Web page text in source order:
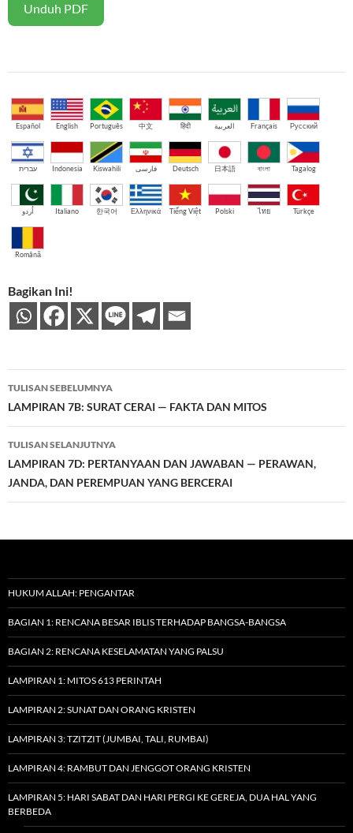
Unduh PDF
Español English Português 中文 हिंदी العربية Français Русский
עברית Indonesia Kiswahili فارسی Deutsch 日本語 বাংলা Tagalog
اُردو Italiano 한국어 Ελληνικά Tiếng Việt Polski ไทย Türkçe
Română
Bagikan Ini!
Navigasi
Tulisan
TULISAN SEBELUMNYA
LAMPIRAN 7B: SURAT CERAI — FAKTA DAN MITOS
TULISAN SELANJUTNYA
LAMPIRAN 7D: PERTANYAAN DAN JAWABAN — PERAWAN,
JANDA, DAN PEREMPUAN YANG BERCERAI
HUKUM ALLAH: PENGANTAR
BAGIAN 1: RENCANA BESAR IBLIS TERHADAP BANGSA-BANGSA
BAGIAN 2: RENCANA KESELAMATAN YANG PALSU
LAMPIRAN 1: MITOS 613 PERINTAH
LAMPIRAN 2: SUNAT DAN ORANG KRISTEN
LAMPIRAN 3: TZITZIT (JUMBAI, TALI, RUMBAI)
LAMPIRAN 4: RAMBUT DAN JENGGOT ORANG KRISTEN
LAMPIRAN 5: HARI SABAT DAN HARI PERGI KE GEREJA, DUA HAL YANG
BERBEDA